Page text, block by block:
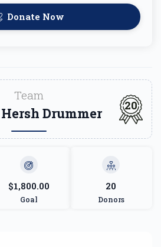
Donate Now
Team
Drummer 20
$1,800.00
Goal
20
Donors